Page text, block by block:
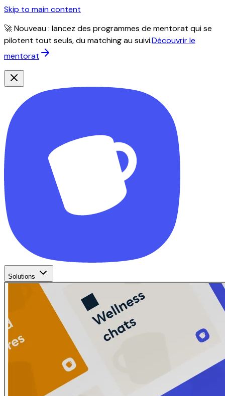
Skip to main content
🚀 Nouveau : lancez des programmes de mentorat qui se
pilotent tout seuls, du matching au suivi.Découvrir le
mentorat
Solutions